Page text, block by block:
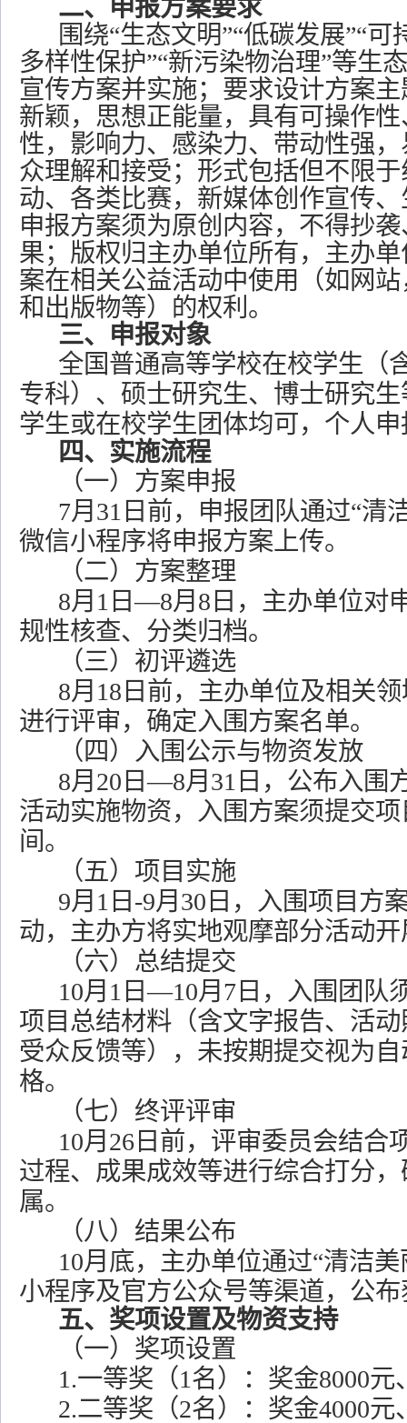
二、申报方案要求
围绕“生态文明”“低碳发展”“可
多样性保护”“新污染物治理”等生
宣传方案并实施；要求设计方案
新颖，思想正能量，具有可操作
性，影响力、感染力、带动性强
众理解和接受；形式包括但不限
动、各类比赛，新媒体创作宣传
申报方案须为原创内容，不得抄
果；版权归主办单位所有，主办
案在相关公益活动中使用（如网
和出版物等）的权利。
三、申报对象
全国普通高等学校在校学生（
专科）、硕士研究生、博士研究
学生或在校学生团体均可，个人
四、实施流程
（一）方案申报
7月31日前，申报团队通过“清
微信小程序将申报方案上传。
（二）方案整理
8月1日—8月8日 ，主办单位对
规性核查、分类归档。
（三）初评遴选
8月18日前，主办单位及相关
进行评审，确定入围方案名单。
（四）入围公示与物资发放
8月20日—8月31日 ，公布入围
活动实施物资，入围方案须提交
间。
（五）项目实施
9月1日-9月30日，入围项目方
动，主办方将实地观摩部分活动
（六）总结提交
10月1日—10月7日，入围团队
项目总结材料（含文字报告、活
受众反馈等），未按期提交视为
格。
（七）终评评审
10月26日前，评审委员会结合
过程、成果成效等进行综合打分
属。
（八）结果公布
10月底，主办单位通过“清洁
小程序及官方公众号等渠道，公
五、奖项设置及物资支持
（一）奖项设置
1.一等奖（1名）：奖金8000元
2.二等奖（2名）：奖金4000元